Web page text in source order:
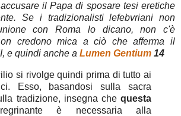
il Papa di sposare tesi eretiche
Se i tradizionalisti lefebvriani non
con Roma lo dicano, non c'è
credono mica a ciò che afferma il
e quindi anche a Lumen Gentium 14
si rivolge quindi prima di tutto ai
Esso, basandosi sulla sacra
tradizione, insegna che questa
è necessaria alla